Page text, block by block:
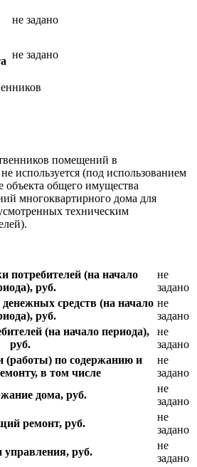
не задано
не задано
помещений в
используется (под использованием
объекта общего имущества
многоквартирного дома для
техническим
потребителей (на начало
руб.
не
задано
средств (на начало
руб.
не
задано
(на начало периода),
руб.
не
задано
(работы) по содержанию и
в том числе
не
задано
дома, руб.
не
задано
ремонт, руб.
не
задано
управления, руб.
не
задано